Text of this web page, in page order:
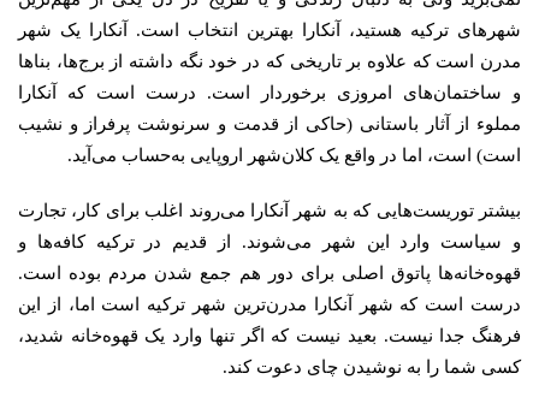
شهرهای ترکیه هستید، آنکارا بهترین انتخاب است. آنکارا یک شهر
مدرن است که علاوه بر تاریخی که در خود نگه داشته از برج‌ها، بناها
و ساختمان‌های امروزی برخوردار است. درست است که آنکارا
مملوء از آثار باستانی (حاکی از قدمت و سرنوشت پرفراز و نشیب
است) است، اما در واقع یک کلان‌شهر اروپایی به‌حساب می‌آید.
بیشتر توریست‌هایی که به شهر آنکارا می‌روند اغلب برای کار، تجارت
و سیاست وارد این شهر می‌شوند. از قدیم در ترکیه کافه‌ها و
قهوه‌خانه‌ها پاتوق اصلی برای دور هم جمع شدن مردم بوده است.
درست است که شهر آنکارا مدرن‌ترین شهر ترکیه است اما، از این
فرهنگ جدا نیست. بعید نیست که اگر تنها وارد یک قهوه‌خانه شدید،
کسی شما را به نوشیدن چای دعوت کند.